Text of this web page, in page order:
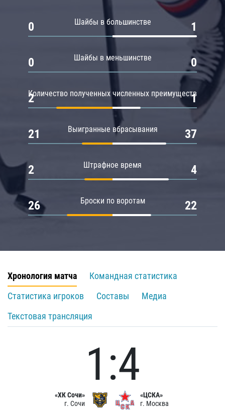
Шайбы в большинстве
0 1
Шайбы в меньшинстве
0 0
Количество полученных численных преимуществ
2 1
Выигранные вбрасывания
21 37
Штрафное время
2 4
Броски по воротам
26 22
Хронология матча
Командная статистика
Статистика игроков
Составы
Медиа
Текстовая трансляция
«ХК Сочи»
г. Сочи
1:4
«ЦСКА»
г. Москва